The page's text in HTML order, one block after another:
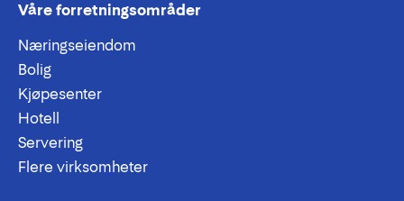
Våre forretningsområder
Næringseiendom
Bolig
Kjøpesenter
Hotell
Servering
Flere virksomheter